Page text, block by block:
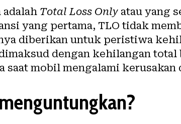
adalah Total Loss Only atau yang
yang pertama, TLO tidak
diberikan untuk peristiwa
dengan kehilangan
saat mobil mengalami kerusakan